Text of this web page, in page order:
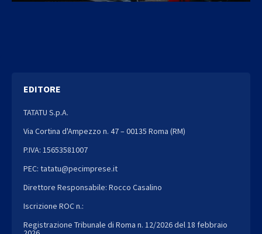
EDITORE
TATATU S.p.A.
Via Cortina d'Ampezzo n. 47 – 00135 Roma (RM)
P.IVA: 15653581007
PEC: tatatu@pecimprese.it
Direttore Responsabile: Rocco Casalino
Iscrizione ROC n.:
Registrazione Tribunale di Roma n. 12/2026 del 18 febbraio